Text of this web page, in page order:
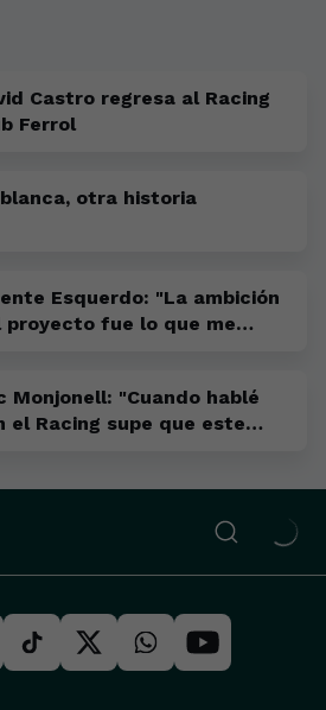
Castro regresa al Racing
Ferrol
otra historia
Esquerdo: "La ambición
proyecto fue lo que me
Monjonell: "Cuando hablé
el Racing supe que este